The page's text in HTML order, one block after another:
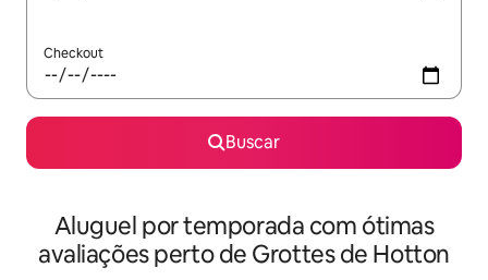
Checkout
Buscar
Aluguel por temporada com ótimas
avaliações perto de Grottes de Hotton